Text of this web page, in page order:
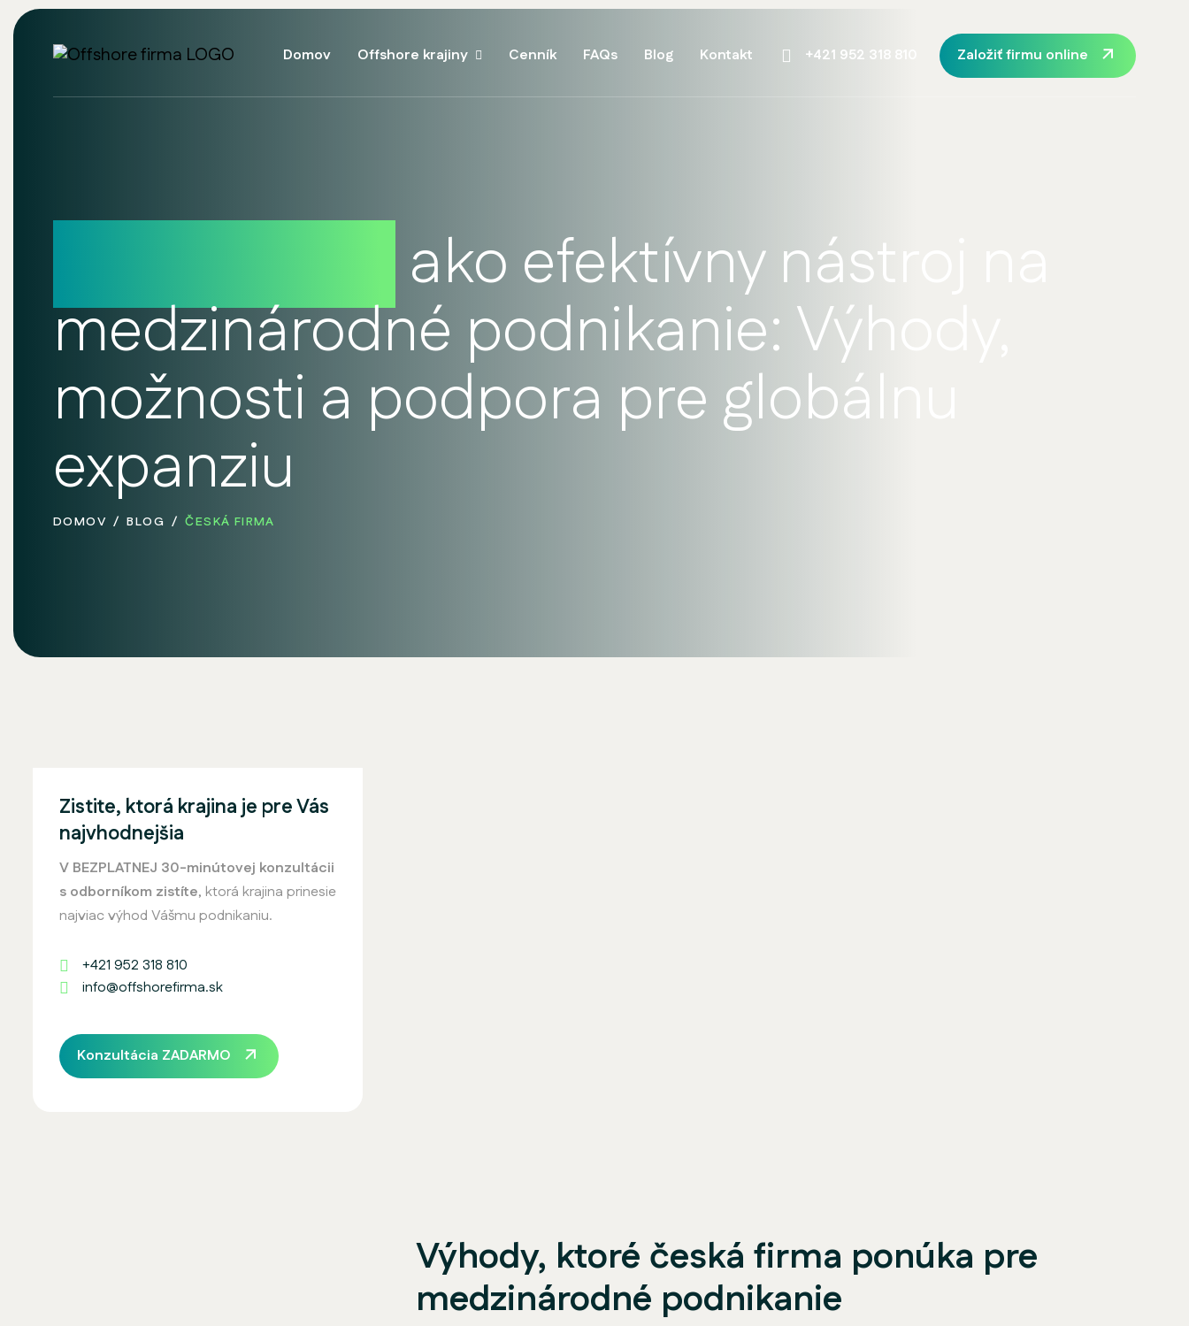
Domov Offshore krajiny Cenník FAQs Blog Kontakt +421 952 318 810 Založiť firmu online
ako efektívny nástroj na
medzinárodné podnikanie: Výhody,
možnosti a podpora pre globálnu
expanziu
DOMOV BLOG ČESKÁ FIRMA
Zistite, ktorá krajina je pre Vás
najvhodnejšia
V BEZPLATNEJ 30-minútovej konzultácii
s odborníkom zistíte, ktorá krajina prinesie
najviac výhod Vášmu podnikaniu.
+421 952 318 810
info@offshorefirma.sk
Konzultácia ZADARMO
Výhody, ktoré česká firma ponúka pre
medzinárodné podnikanie